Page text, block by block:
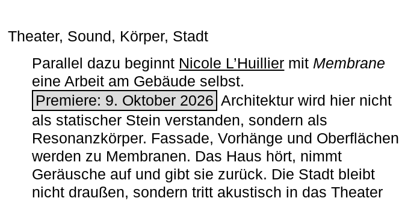
Theater, Sound, Körper, Stadt
Parallel dazu beginnt Nicole L’Huillier mit ­ Membrane
eine Arbeit am Gebäude selbst.
Premiere: 9. Oktober 2026 Architektur wird hier nicht
als statischer Stein verstanden, sondern als
Resonanzkörper. Fassade, Vorhänge und Oberflächen
werden zu Membranen. Das Haus hört, nimmt
Geräusche auf und gibt sie zurück. Die Stadt bleibt
nicht draußen, sondern tritt akustisch in das Theater